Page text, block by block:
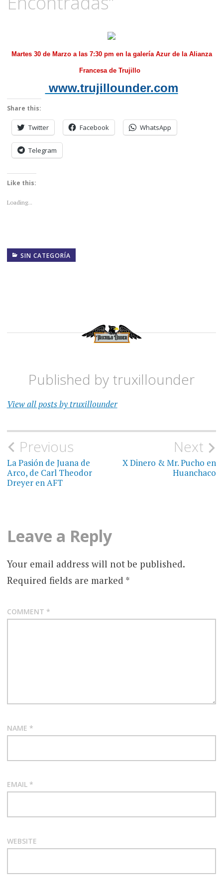
Martes 30 de Marzo a las 7:30 pm en la galería Azur de la Alianza
Francesa de Trujillo
www.trujillounder.com
Share this:
Twitter Facebook WhatsApp
Telegram
Like this:
Loading...
SIN CATEGORÍA
Published by truxillounder
View all posts by truxillounder
Post
navigation
Previous
La Pasión de Juana de
Arco, de Carl Theodor
Dreyer en AFT
Next
X Dinero & Mr. Pucho en
Huanchaco
Leave a Reply
Your email address will not be published.
Required fields are marked *
COMMENT *
NAME *
EMAIL *
WEBSITE